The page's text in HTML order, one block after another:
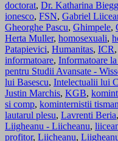
doctorat, Dr. Katharina
ionesco, FSN, Gabriel
Gheorghe Pascu, Ghimpele,
Herta Muller, homosexuali,
Patapievici, Humanitas, ICR,
informatoare, Informatoare
pentru Studii Avansate -
lui Basescu, Intelectualii lui
Justin Marchis, KGB,
si comp, kominternistii
lautarul plesu, Lavrenti Beria,
Liigheanu - Liicheanu,
profitor, Liicheanu,